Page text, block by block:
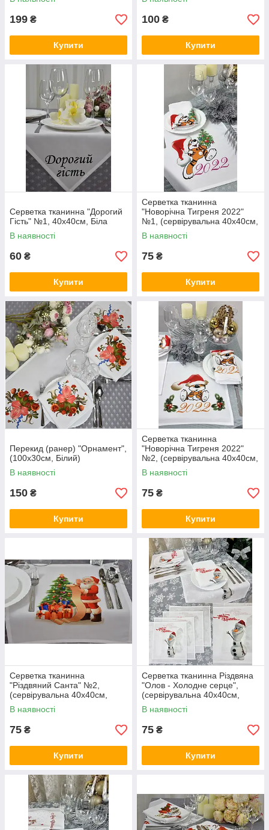
199 ₴
Купити
100 ₴
Купити
Серветка тканинна "Дорогий
Гість" №1, 40х40см, Біла
В наявності
60 ₴
Купити
Серветка тканинна
"Новорічна Тигреня 2022"
№1, (сервірувальна 40х40см,
Білий)
В наявності
75 ₴
Купити
Перекид (ранер) "Орнамент",
(100х30см, Білий)
В наявності
150 ₴
Купити
Серветка тканинна
"Новорічна Тигреня 2022"
№2, (сервірувальна 40х40см,
Білий)
В наявності
75 ₴
Купити
Серветка тканинна
"Різдвяний Санта" №2,
(сервірувальна 40х40см,
Білий)
В наявності
75 ₴
Купити
Серветка тканинна Різдвяна
"Олов - Холодне серце",
(сервірувальна 40х40см,
Білий)
В наявності
75 ₴
Купити